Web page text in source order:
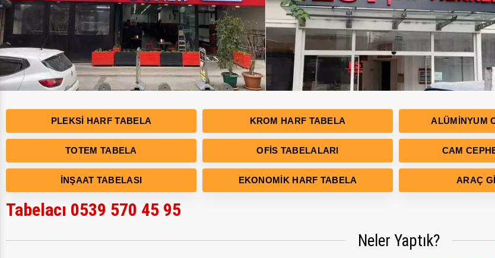
PLEKSI HARF TABELA KROM HARF TABELA ALÜMINYUM
TOTEM TABELA OFIS TABELALARI CAM
İNŞAAT TABELASI EKONOMIK HARF TABELA ARAÇ
Tabelacı 0539 570 45 95
Neler Yaptık?